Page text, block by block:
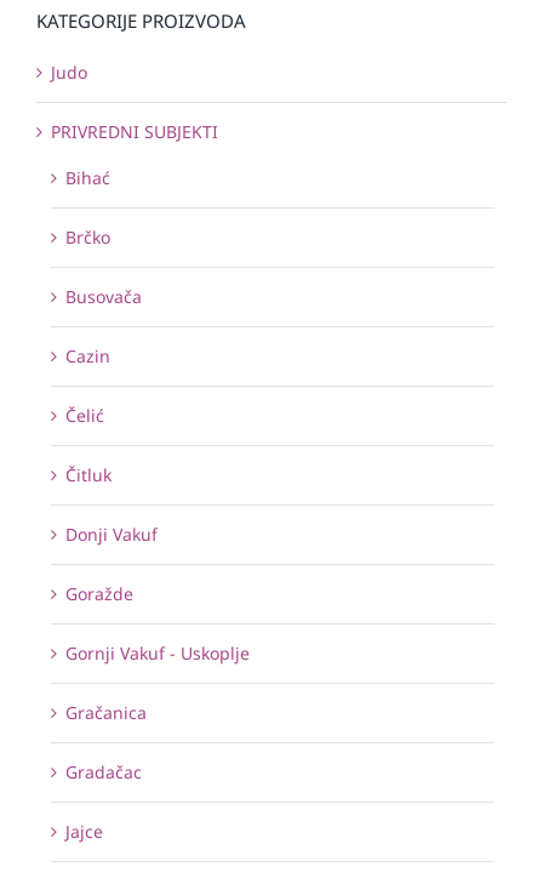
KATEGORIJE PROIZVODA
Judo
PRIVREDNI SUBJEKTI
Bihać
Brčko
Busovača
Cazin
Čelić
Čitluk
Donji Vakuf
Goražde
Gornji Vakuf - Uskoplje
Gračanica
Gradačac
Jajce